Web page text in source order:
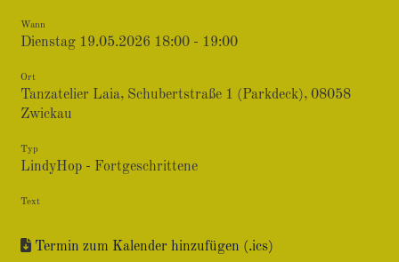
Wann
Dienstag 19.05.2026 18:00 - 19:00
Ort
Tanzatelier Laia, Schubertstraße 1 (Parkdeck), 08058
Zwickau
Typ
LindyHop - Fortgeschrittene
Text
Termin zum Kalender hinzufügen (.ics)